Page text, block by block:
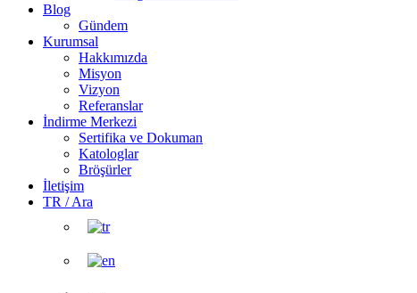
Blog
Gündem
Kurumsal
Hakkımızda
Misyon
Vizyon
Referanslar
İndirme Merkezi
Sertifika ve Dokuman
Katologlar
Bröşürler
İletişim
TR / Ara